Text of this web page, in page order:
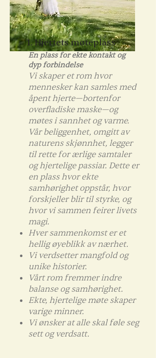
1. Hjertets møteplass
En plass for ekte kontakt og
dyp forbindelse
Vi skaper et rom hvor
mennesker kan samles med
åpent hjerte—bortenfor
overfladiske maske—og
møtes i sannhet og varme.
Vår beliggenhet, omgitt av
naturens skjønnhet, legger
til rette for ærlige samtaler
og hjertelige passiar. Dette er
en plass hvor ekte
samhørighet oppstår, hvor
forskjeller blir til styrke, og
hvor vi sammen feirer livets
magi.
Hver sammenkomst er et
hellig øyeblikk av nærhet.
Vi verdsetter mangfold og
unike historier.
Vårt rom fremmer indre
balanse og samhørighet.
Ekte, hjertelige møte skaper
varige minner.
Vi ønsker at alle skal føle seg
sett og verdsatt.